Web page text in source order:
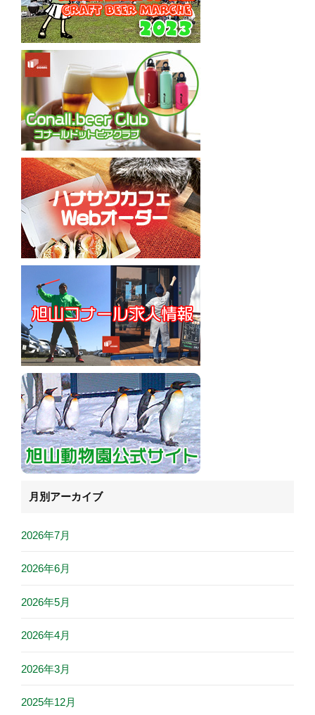
月別アーカイブ
2026年7月
2026年6月
2026年5月
2026年4月
2026年3月
2025年12月